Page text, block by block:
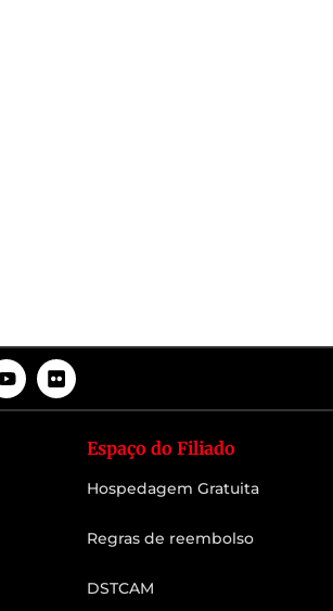
Espaço do Filiado
Hospedagem Gratuita
Regras de reembolso
DSTCAM